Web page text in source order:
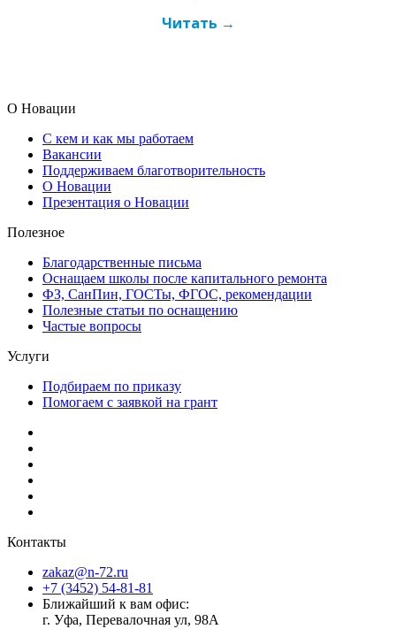
Читать
О Новации
С кем и как мы работаем
Вакансии
Поддерживаем благотворительность
О Новации
Презентация о Новации
Полезное
Благодарственные письма
Оснащаем школы после капитального ремонта
ФЗ, СанПин, ГОСТы, ФГОС, рекомендации
Полезные статьи по оснащению
Частые вопросы
Услуги
Подбираем по приказу
Помогаем с заявкой на грант
Контакты
zakaz@n-72.ru
+7 (3452) 54-81-81
Ближайший к вам офис:
г. Уфа, Перевалочная ул, 98А